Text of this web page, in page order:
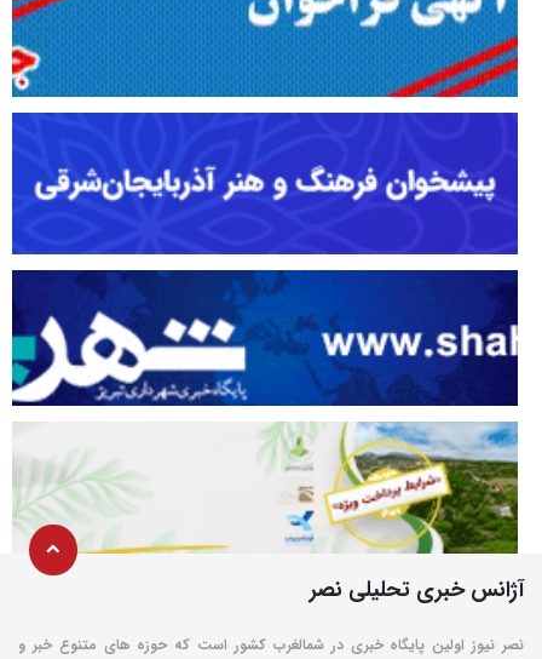
آژانس خبری تحلیلی نصر
نصر نیوز اولین پایگاه خبری در شمالغرب کشور است که حوزه های متنوع خبر و